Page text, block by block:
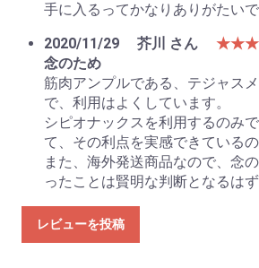
手に入るってかなりありがたいで
2020/11/29
芥川 さん
念のため
筋肉アンプルである、テジャス
で、利用はよくしています。
シピオナックスを利用するのみ
て、その利点を実感できているの
また、海外発送商品なので、念
ったことは賢明な判断となるはず
レビューを投稿